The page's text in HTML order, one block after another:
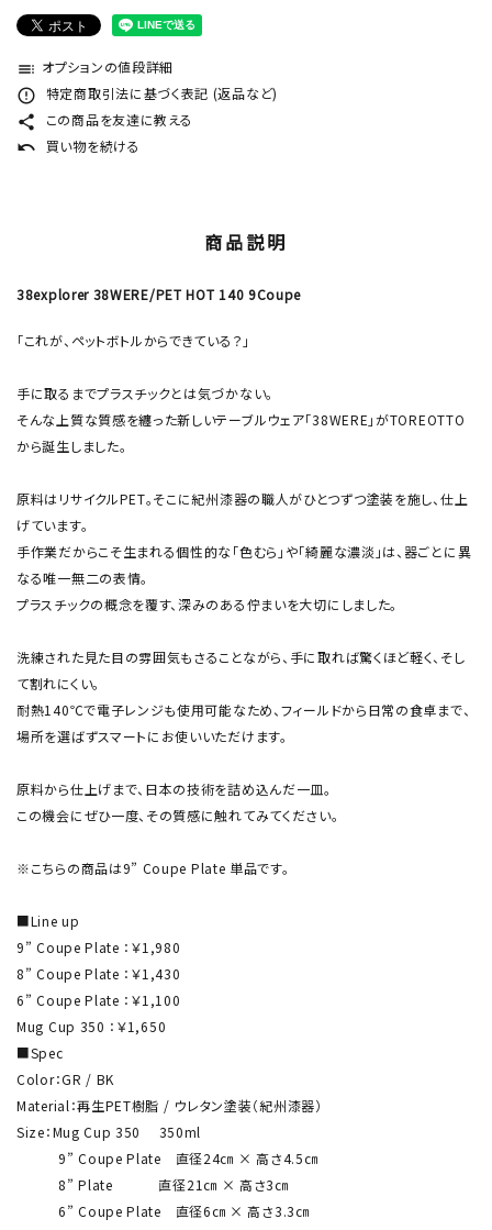
toc オプションの値段詳細
error_outline 特定商取引法に基づく表記 (返品など)
share この商品を友達に教える
undo 買い物を続ける
商品説明
38explorer 38WERE/PET HOT 140 9Coupe
「これが、ペットボトルからできている？」
手に取るまでプラスチックとは気づかない。
そんな上質な質感を纏った新しいテーブルウェア「38WERE」がTOREOTTO
から誕生しました。
原料はリサイクルPET。そこに紀州漆器の職人がひとつずつ塗装を施し、仕上
げています。
手作業だからこそ生まれる個性的な「色むら」や「綺麗な濃淡」は、器ごとに異
なる唯一無二の表情。
プラスチックの概念を覆す、深みのある佇まいを大切にしました。
洗練された見た目の雰囲気もさることながら、手に取れば驚くほど軽く、そし
て割れにくい。
耐熱140℃で電子レンジも使用可能なため、フィールドから日常の食卓まで、
場所を選ばずスマートにお使いいただけます。
原料から仕上げまで、日本の技術を詰め込んだ一皿。
この機会にぜひ一度、その質感に触れてみてください。
※こちらの商品は9” Coupe Plate 単品です。
■Line up
9” Coupe Plate ：￥1,980
8” Coupe Plate ：￥1,430
6” Coupe Plate ：￥1,100
Mug Cup 350 ：￥1,650
■Spec
Color：GR / BK
Material：再生PET樹脂 / ウレタン塗装（紀州漆器）
Size：Mug Cup 350 350ml
9” Coupe Plate 直径24㎝ × 高さ4.5㎝
8” Plate 直径21㎝ × 高さ3㎝
6” Coupe Plate 直径6㎝ × 高さ3.3㎝